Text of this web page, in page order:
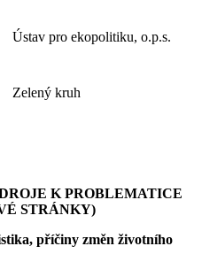
Ústav pro ekopolitiku, o.p.s.
Zelený kruh
K PROBLEMATICE
STRÁNKY)
příčiny změn životního